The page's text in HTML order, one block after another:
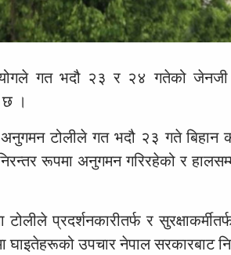
गत भदौ २३ र २४ गतेको
छ ।
टोलीले गत भदौ २३ गते बिहान
रूपमा अनुगमन गरिरहेको र
प्रदर्शनकारीतर्फ र
घाइतेहरूको उपचार नेपाल सरकारबाट